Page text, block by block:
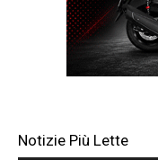
Notizie Più Lette